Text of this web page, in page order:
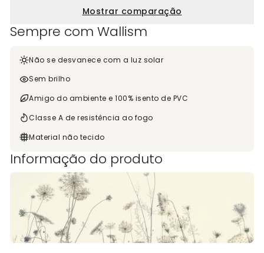
Mostrar comparação
Sempre com Wallism
Não se desvanece com a luz solar
Sem brilho
Amigo do ambiente e 100% isento de PVC
Classe A de resistência ao fogo
Material não tecido
Informação do produto